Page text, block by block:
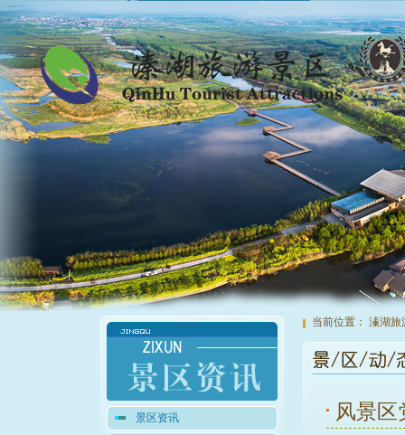
景区资讯
当前位置： 溱湖旅
风景